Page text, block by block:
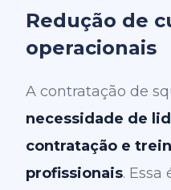
Redução de
operacionais
A contratação de
necessidade de
contratação e
profissionais. Essa